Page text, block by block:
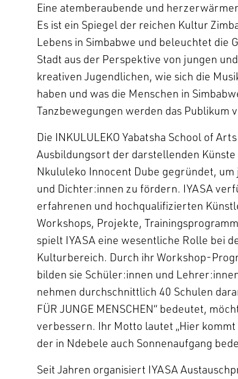
Eine atemberaubende und
Es ist ein Spiegel der reichen Kultur
Lebens in Simbabwe und beleuchtet die
Stadt aus der Perspektive von jungen
kreativen Jugendlichen, wie sich die
haben und was die Menschen in
Tanzbewegungen werden das Publikum
Die INKULULEKO Yabatsha School of
Ausbildungsort der darstellenden
Nkululeko Innocent Dube gegründet,
und Dichter:innen zu fördern. IYASA
erfahrenen und hochqualifizierten
Workshops, Projekte,
spielt IYASA eine wesentliche Rolle bei
Kulturbereich. Durch ihr Workshop-
bilden sie Schüler:innen und
nehmen durchschnittlich 40 Schulen
FÜR JUNGE MENSCHEN“ bedeutet,
verbessern. Ihr Motto lautet „Hier
der in Ndebele auch Sonnenaufgang
Seit Jahren organisiert IYASA